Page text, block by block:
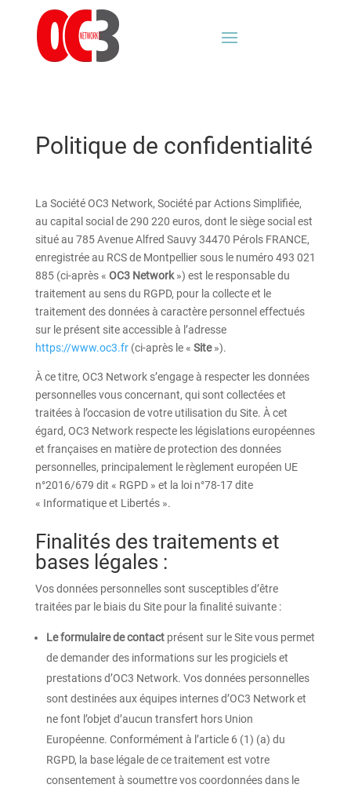
Politique de confidentialité
La Société OC3 Network, Société par Actions Simplifiée,
au capital social de 290 220 euros, dont le siège social est
situé au 785 Avenue Alfred Sauvy 34470 Pérols FRANCE,
enregistrée au RCS de Montpellier sous le numéro 493 021
885 (ci-après « OC3 Network») est le responsable du
traitement au sens du RGPD, pour la collecte et le
traitement des données à caractère personnel effectués
sur le présent site accessible à l’adresse
https://www.oc3.fr(ci-après le « Site»).
À ce titre, OC3 Network s’engage à respecter les données
personnelles vous concernant, qui sont collectées et
traitées à l’occasion de votre utilisation du Site. À cet
égard, OC3 Network respecte les législations européennes
et françaises en matière de protection des données
personnelles, principalement le règlement européen UE
n°2016/679 dit « RGPD » et la loi n°78-17 dite
« Informatique et Libertés ».
Finalités des traitements et
bases légales :
Vos données personnelles sont susceptibles d’être
traitées par le biais du Site pour la finalité suivante :
Le formulaire de contactprésent sur le Site vous permet
de demander des informations sur les progiciels et
prestations d’OC3 Network. Vos données personnelles
sont destinées aux équipes internes d’OC3 Network et
ne font l’objet d’aucun transfert hors Union
Européenne. Conformément à l’article 6 (1) (a) du
RGPD, la base légale de ce traitement est votre
consentement à soumettre vos coordonnées dans le